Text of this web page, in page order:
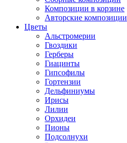
Композиции в корзине
Авторские композиции
Цветы
Альстромерии
Гвоздики
Герберы
Гиацинты
Гипсофилы
Гортензии
Дельфиниумы
Ирисы
Лилии
Орхидеи
Пионы
Подсолнухи